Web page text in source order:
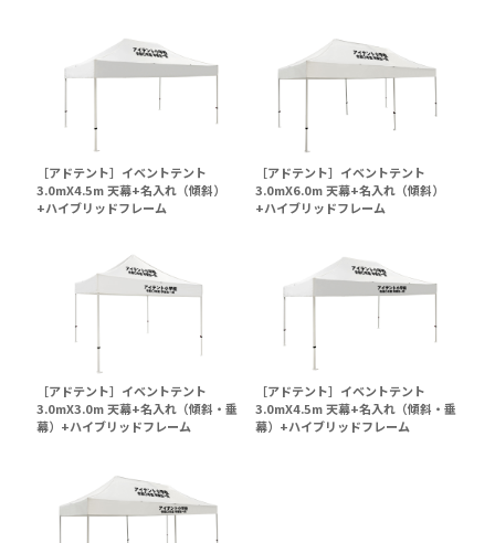
［アドテント］イベントテント
3.0mX4.5m 天幕+名入れ（傾斜）
+ハイブリッドフレーム
［アドテント］イベントテント
3.0mX6.0m 天幕+名入れ（傾斜）
+ハイブリッドフレーム
［アドテント］イベントテント
3.0mX3.0m 天幕+名入れ（傾斜・垂
幕）+ハイブリッドフレーム
［アドテント］イベントテント
3.0mX4.5m 天幕+名入れ（傾斜・垂
幕）+ハイブリッドフレーム